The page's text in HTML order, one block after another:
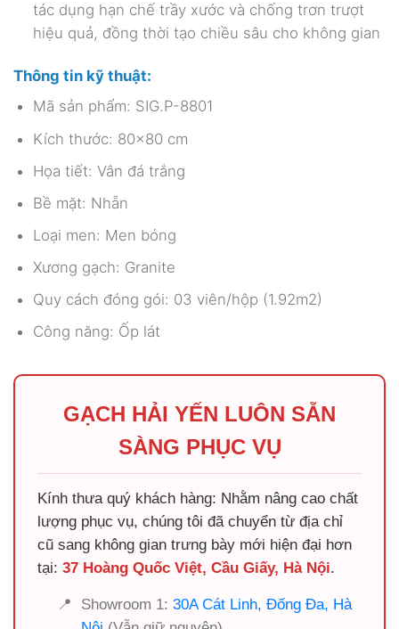
tác dụng hạn chế trầy xước và chống trơn trượt
hiệu quả, đồng thời tạo chiều sâu cho không gian
Thông tin kỹ thuật:
Mã sản phẩm: SIG.P-8801
Kích thước: 80×80 cm
Họa tiết: Vân đá trắng
Bề mặt: Nhẵn
Loại men: Men bóng
Xương gạch: Granite
Quy cách đóng gói: 03 viên/hộp (1.92m2)
Công năng: Ốp lát
GẠCH HẢI YẾN LUÔN SẴN
SÀNG PHỤC VỤ
Kính thưa quý khách hàng: Nhằm nâng cao chất
lượng phục vụ, chúng tôi đã chuyển từ địa chỉ
cũ sang không gian trưng bày mới hiện đại hơn
tại: 37 Hoàng Quốc Việt, Cầu Giấy, Hà Nội.
📍 Showroom 1: 30A Cát Linh, Đống Đa, Hà